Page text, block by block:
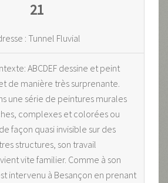
21
: Tunnel Fluvial
ABCDEF dessine et peint
de manière très surprenante.
une série de peintures murales
complexes et colorées ou
façon quasi invisible sur des
structures, son travail
vite familier. Comme à son
intervenu à Besançon en prenant